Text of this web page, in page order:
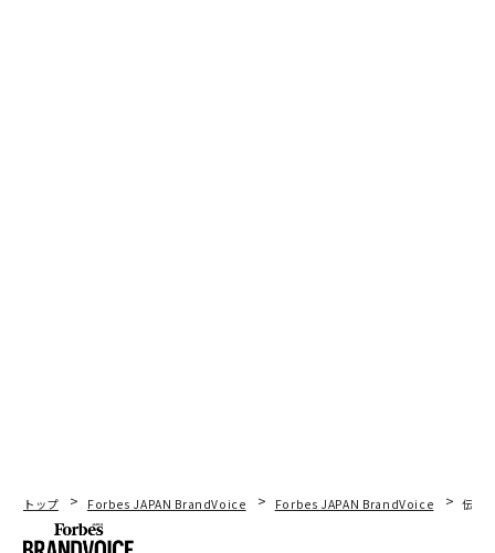
トップ Forbes JAPAN BrandVoice Forbes JAPAN BrandVoice 伝統